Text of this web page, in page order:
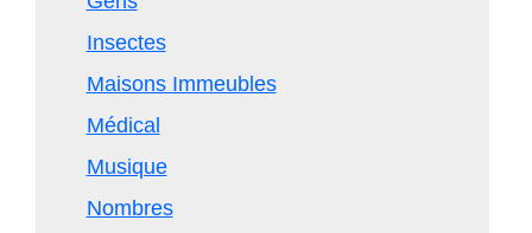
Insectes
Maisons Immeubles
Médical
Musique
Nombres